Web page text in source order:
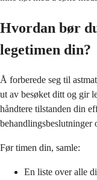
Hvordan bør
legetimen din?
Å forberede seg til
ut av besøket ditt og gir
håndtere tilstanden din
behandlingsbeslutninger
Før timen din, samle:
En liste over alle